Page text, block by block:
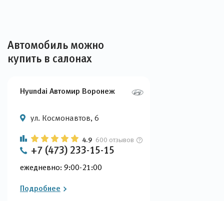
Автомобиль можно
купить в салонах
Hyundai Автомир Воронеж
ул. Космонавтов, 6
4.9 600 отзывов
+7 (473) 233-15-15
ежедневно: 9:00-21:00
Подробнее